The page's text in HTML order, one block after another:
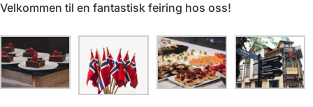
Velkommen til en fantastisk feiring hos oss!